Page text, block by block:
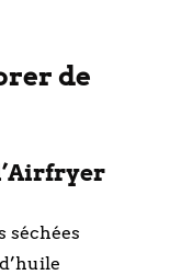
de
séchées